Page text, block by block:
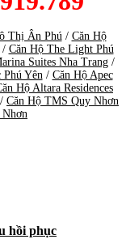
Thị Ân Phú / Căn Hộ
Căn Hộ The Light Phú
Suites Nha Trang /
Phú Yên / Căn Hộ Apec
Hộ Altara Residences
/ Căn Hộ TMS Quy Nhơn
hồi phục